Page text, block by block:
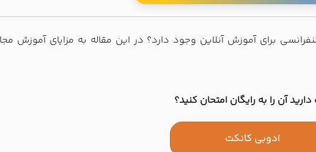
برای آموزش آنلاین وجود دارد؟ در این مقاله به مزایای آموزش
آن را به رایگان امتحان کنید؟
ادوبی کانکت